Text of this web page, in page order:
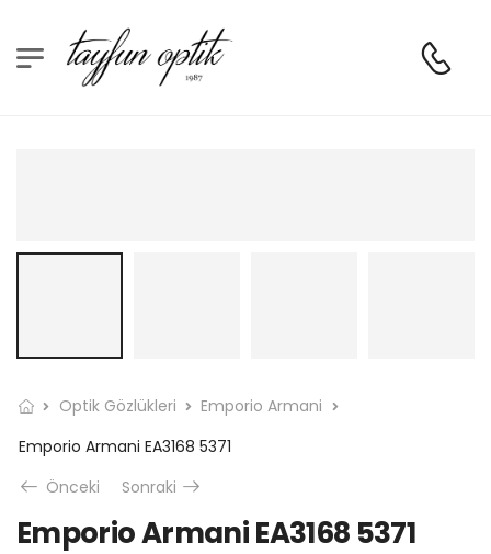
Optik Gözlükleri
Emporio Armani
Emporio Armani EA3168 5371
Önceki
Sonraki
Emporio Armani EA3168 5371